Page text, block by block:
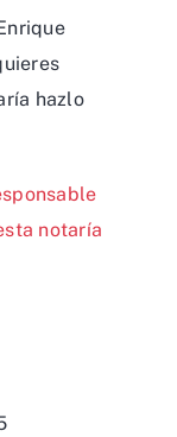
hazlo
notaría